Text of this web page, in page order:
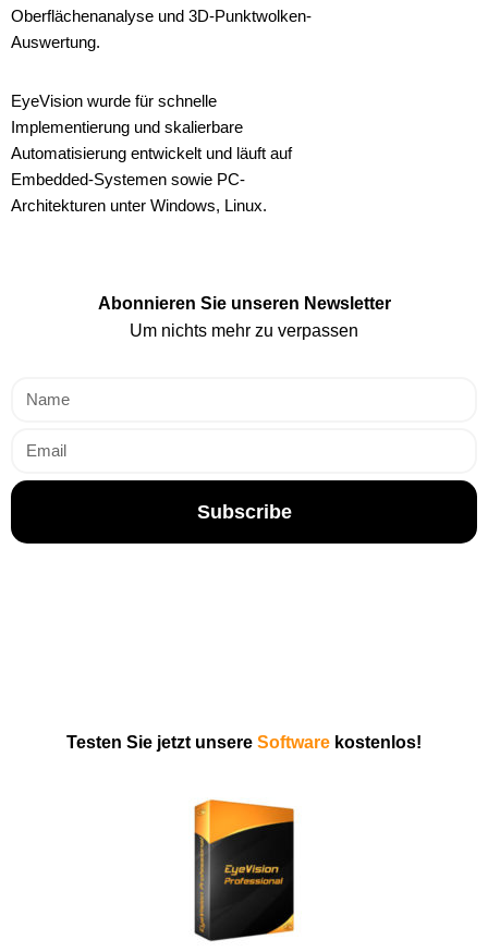
Oberflächenanalyse und 3D-Punktwolken-
Auswertung.
EyeVision wurde für schnelle
Implementierung und skalierbare
Automatisierung entwickelt und läuft auf
Embedded-Systemen sowie PC-
Architekturen unter Windows, Linux.
Abonnieren Sie unseren Newsletter
Um nichts mehr zu verpassen
Subscribe
Testen Sie jetzt unsere Software kostenlos!